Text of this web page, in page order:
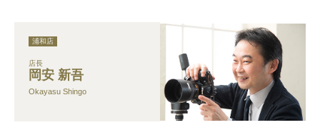
浦和店
店長
岡安 新吾
Okayasu Shingo